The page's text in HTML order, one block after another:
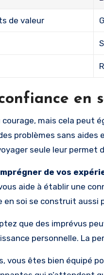
de valeur
en
courage, mais cela peut
problèmes sans
seule leur permet
de vos
aide à établir une
en soi se construit aussi
que des imprévus
personnelle. La
vous êtes bien équipé